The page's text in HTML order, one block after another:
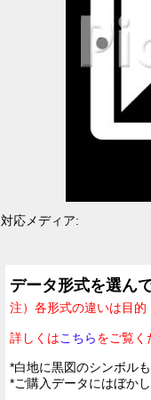
対応メディア:
データ形式を選ん
注）各形式の違いは目
詳しくはこちらをご覧く
*白地に黒図のシンボル
*ご購入データにはぼか